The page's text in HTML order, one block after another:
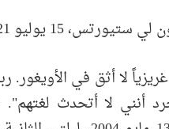
15 يوليو 2021
لا أثق في الأويغور.
أنني لا أتحدث